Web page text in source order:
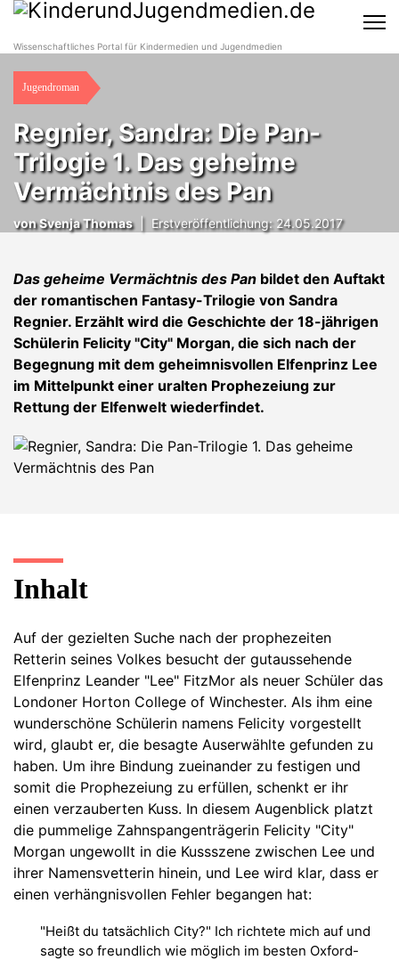
Wissenschaftliches Portal für Kindermedien und Jugendmedien
Jugendroman
Regnier, Sandra: Die Pan-
Trilogie 1. Das geheime
Vermächtnis des Pan
vonSvenja Thomas| Erstveröffentlichung: 24.05.2017
Das geheime Vermächtnis des Pan bildet den Auftakt
der romantischen Fantasy-Trilogie von Sandra
Regnier. Erzählt wird die Geschichte der 18-jährigen
Schülerin Felicity "City" Morgan, die sich nach der
Begegnung mit dem geheimnisvollen Elfenprinz Lee
im Mittelpunkt einer uralten Prophezeiung zur
Rettung der Elfenwelt wiederfindet.
Inhalt
Auf der gezielten Suche nach der prophezeiten
Retterin seines Volkes besucht der gutaussehende
Elfenprinz Leander "Lee" FitzMor als neuer Schüler das
Londoner Horton College of Winchester. Als ihm eine
wunderschöne Schülerin namens Felicity vorgestellt
wird, glaubt er, die besagte Auserwählte gefunden zu
haben. Um ihre Bindung zueinander zu festigen und
somit die Prophezeiung zu erfüllen, schenkt er ihr
einen verzauberten Kuss. In diesem Augenblick platzt
die pummelige Zahnspangenträgerin Felicity "City"
Morgan ungewollt in die Kussszene zwischen Lee und
ihrer Namensvetterin hinein, und Lee wird klar, dass er
einen verhängnisvollen Fehler begangen hat:
"Heißt du tatsächlich City?" Ich richtete mich auf und
sagte so freundlich wie möglich im besten Oxford-